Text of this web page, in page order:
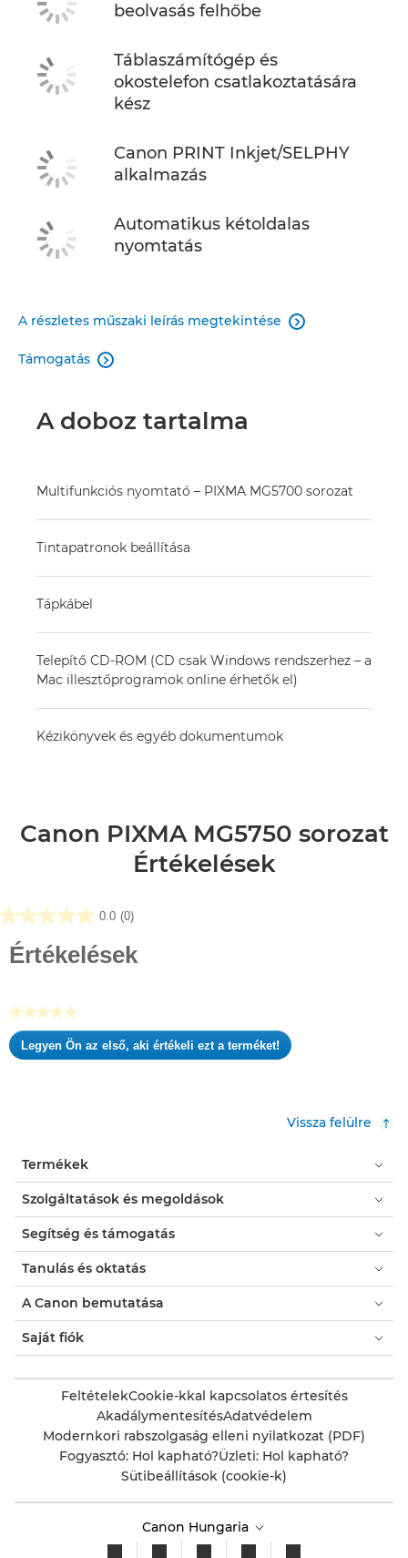
beolvasás felhőbe
Táblaszámítógép és
okostelefon csatlakoztatására
kész
Canon PRINT Inkjet/SELPHY
alkalmazás
Automatikus kétoldalas
nyomtatás
A részletes műszaki leírás megtekintése 
Támogatás 
A doboz tartalma
Multifunkciós nyomtató – PIXMA MG5700 sorozat
Tintapatronok beállítása
Tápkábel
Telepítő CD-ROM (CD csak Windows rendszerhez – a
Mac illesztőprogramok online érhetők el)
Kézikönyvek és egyéb dokumentumok
Canon PIXMA MG5750 sorozat
Értékelések
0.0 (0)
0.0
elérhető
Értékelések
★★★★★
Nincs
értékelési
Legyen Ön az első, aki értékeli ezt a terméket!
.
nyitni
egy
modális
párbeszédpanelt.
Vissza felülre
Termékek
Szolgáltatások és megoldások
Segítség és támogatás
Tanulás és oktatás
A Canon bemutatása
Saját fiók
FeltételekCookie-kkal kapcsolatos értesítés
AkadálymentesítésAdatvédelem
Modernkori rabszolgaság elleni nyilatkozat (PDF)
Fogyasztó: Hol kapható?Üzleti: Hol kapható?
Sütibeállítások (cookie-k)
Canon Hungaria